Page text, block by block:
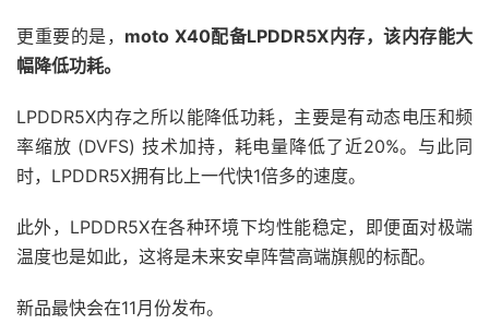
更重要的是， moto X40配备LPDDR5X内存，该内存能大
幅降低功耗。
LPDDR5X内存之所以能降低功耗，主要是有动态电压和频
率缩放 (DVFS) 技术加持，耗电量降低了近20%。与此同
时，LPDDR5X拥有比上一代快1倍多的速度。
此外，LPDDR5X在各种环境下均性能稳定，即便面对极端
温度也是如此，这将是未来安卓阵营高端旗舰的标配。
新品最快会在11月份发布。